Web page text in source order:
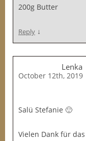
200g Butter
Reply ↓
Lenka
October 12th, 2019
Salü Stefanie 🙂
Vielen Dank für